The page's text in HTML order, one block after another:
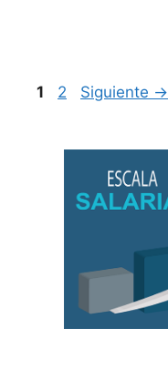
Página
1 Página
2 Siguiente →